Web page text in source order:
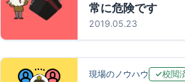
常に危険です
2019.05.23
現場のノウハウ 校閲